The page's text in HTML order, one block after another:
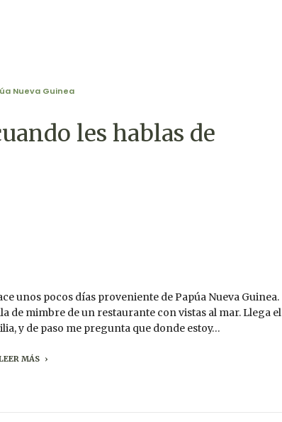
Nueva Guinea
les hablas de
unos pocos días proveniente de Papúa Nueva Guinea.
de mimbre de un restaurante con vistas al mar. Llega el
y de paso me pregunta que donde estoy…
MÁS